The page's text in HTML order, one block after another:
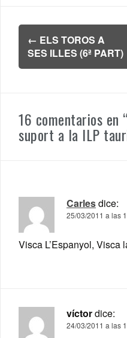
Navegación
de
entradas
← ELS TOROS A
SES ILLES (6ª PART)
16 comentarios en “
suport a la ILP
Carlesdice:
25/03/2011 a las
Visca L’Espanyol, Visca la
víctordice:
24/03/2011 a las